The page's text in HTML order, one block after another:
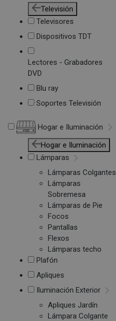
Televisión
Televisores
Dispositivos TDT
Lectores - Grabadores
DVD
Blu ray
Soportes Televisión
Hogar e Iluminación
Hogar e Iluminación
Lámparas
Lámparas Colgantes
Lámparas
Sobremesa
Lámparas de Pie
Focos
Pantallas
Flexos
Lámparas techo
Plafón
Apliques
Iluminación Exterior
Apliques Jardín
Lámpara Colgante